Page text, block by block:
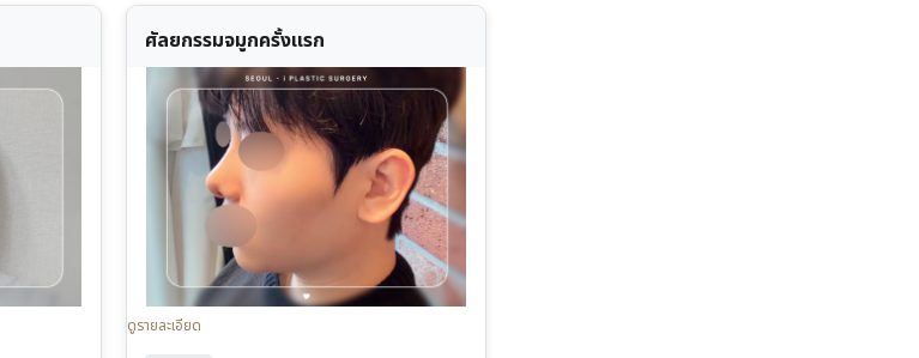
ศัลยกรรมจมูกครั้งแรก
ดูรายละเอียด